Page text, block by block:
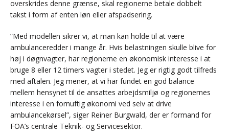
overskrides denne grænse, skal regionerne betale dobbelt
takst i form af enten løn eller afspadsering.
”Med modellen sikrer vi, at man kan holde til at være
ambulanceredder i mange år. Hvis belastningen skulle blive for
høj i døgnvagter, har regionerne en økonomisk interesse i at
bruge 8 eller 12 timers vagter i stedet. Jeg er rigtig godt tilfreds
med aftalen. Jeg mener, at vi har fundet en god balance
mellem hensynet til de ansattes arbejdsmiljø og regionernes
interesse i en fornuftig økonomi ved selv at drive
ambulancekørsel”, siger Reiner Burgwald, der er formand for
FOA’s centrale Teknik- og Servicesektor.